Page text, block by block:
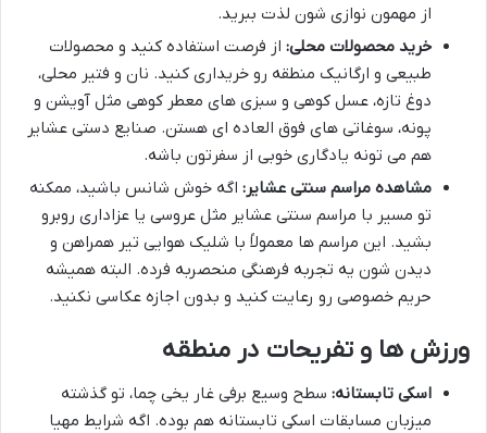
از مهمون نوازی شون لذت ببرید.
خرید محصولات محلی: از فرصت استفاده کنید و محصولات
طبیعی و ارگانیک منطقه رو خریداری کنید. نان و فتیر محلی،
دوغ تازه، عسل کوهی و سبزی های معطر کوهی مثل آویشن و
پونه، سوغاتی های فوق العاده ای هستن. صنایع دستی عشایر
هم می تونه یادگاری خوبی از سفرتون باشه.
مشاهده مراسم سنتی عشایر: اگه خوش شانس باشید، ممکنه
تو مسیر با مراسم سنتی عشایر مثل عروسی یا عزاداری روبرو
بشید. این مراسم ها معمولاً با شلیک هوایی تیر همراهن و
دیدن شون یه تجربه فرهنگی منحصربه فرده. البته همیشه
حریم خصوصی رو رعایت کنید و بدون اجازه عکاسی نکنید.
ورزش ها و تفریحات در منطقه
اسکی تابستانه: سطح وسیع برفی غار یخی چما، تو گذشته
میزبان مسابقات اسکی تابستانه هم بوده. اگه شرایط مهیا